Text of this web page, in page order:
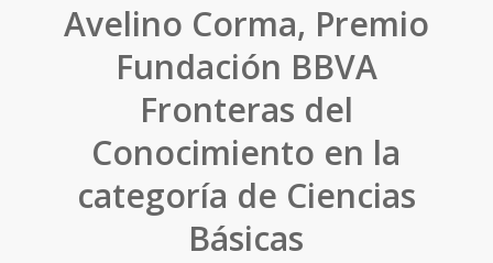
Avelino Corma, Premio
Fundación BBVA
Fronteras del
Conocimiento en la
categoría de Ciencias
Básicas